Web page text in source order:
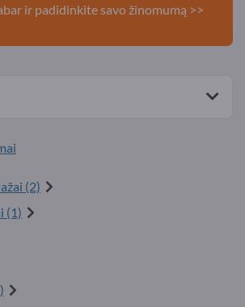
ir padidinkite savo žinomumą >>
(2)
(1)